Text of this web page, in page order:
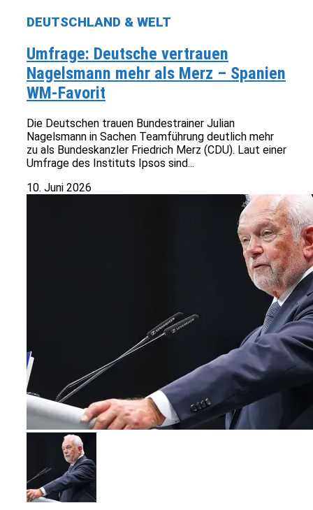
DEUTSCHLAND & WELT
Umfrage: Deutsche vertrauen
Nagelsmann mehr als Merz – Spanien
WM-Favorit
Die Deutschen trauen Bundestrainer Julian
Nagelsmann in Sachen Teamführung deutlich mehr
zu als Bundeskanzler Friedrich Merz (CDU). Laut einer
Umfrage des Instituts Ipsos sind...
10. Juni 2026